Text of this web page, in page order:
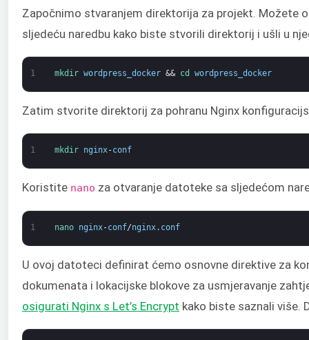
Započnimo stvaranjem direktorija za projekt.
sljedeću naredbu kako biste stvorili direktorij i ušli u
1 mkdir wordpress_docker && cd wordpress_docker
Zatim stvorite direktorij za pohranu Nginx
1 mkdir nginx-conf
Koristite nano za otvaranje datoteke sa sljedećom
1 nano nginx-conf/nginx. conf
U ovoj datoteci definirat ćemo osnovne direktive za
dokumenata i lokacijske blokove za usmjeravanje
osigurati Nginx s Let’s Encrypt kako biste saznali više.